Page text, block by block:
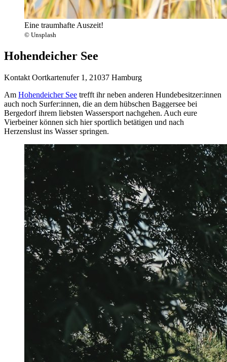
Eine traumhafte Auszeit!
© Unsplash
Hohendeicher See
Kontakt Oortkartenufer 1, 21037 Hamburg
Am Hohendeicher See trefft ihr neben anderen Hundebesitzer:innen
auch noch Surfer:innen, die an dem hübschen Baggersee bei
Bergedorf ihrem liebsten Wassersport nachgehen. Auch eure
Vierbeiner können sich hier sportlich betätigen und nach
Herzenslust ins Wasser springen.